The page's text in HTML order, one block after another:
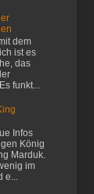
dem
ist es
das
funkt...
Infos
König
Marduk.
im
e...